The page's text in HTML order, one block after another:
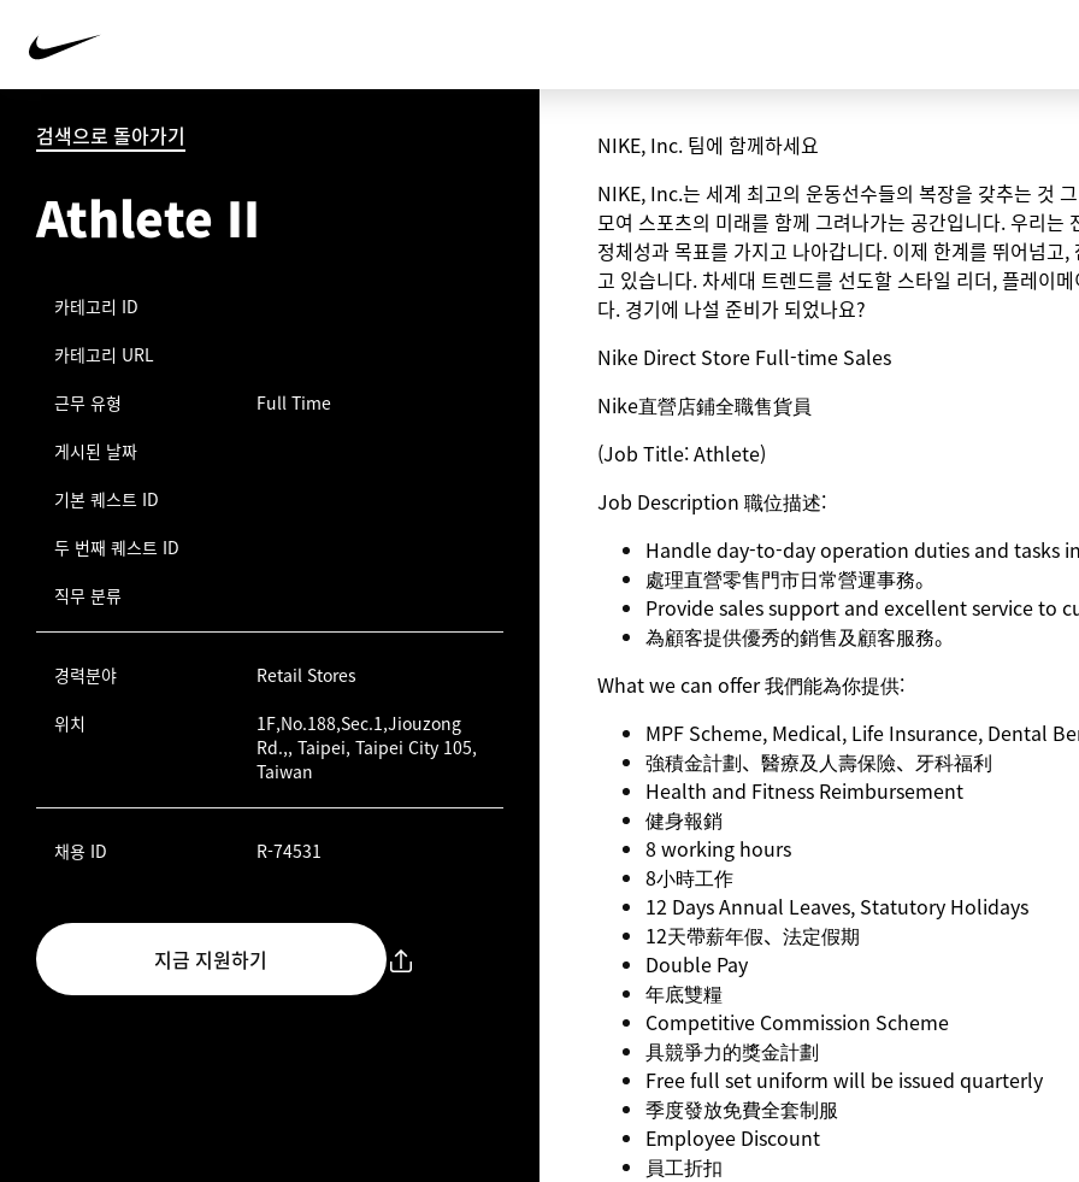
검색으로 돌아가기
Athlete II
카테고리 ID
카테고리 URL
근무 유형
Full Time
게시된 날짜
기본 퀘스트 ID
두 번째 퀘스트 ID
직무 분류
경력분야
Retail Stores
위치
1F,No.188,Sec.1,Jiouzong
Rd.,, Taipei, Taipei City 105,
Taiwan
채용 ID R-74531
지금 지원하기
NIKE, Inc. 팀에 함께하세요
NIKE, Inc.는 세계 최고의 운동선수들의 복장을 갖추는 것
모여 스포츠의 미래를 함께 그려나가는 공간입니다. 우리
정체성과 목표를 가지고 나아갑니다. 이제 한계를 뛰어넘
고 있습니다. 차세대 트렌드를 선도할 스타일 리더, 플레이
다. 경기에 나설 준비가 되었나요?
Nike Direct Store Full-time Sales
Nike直營店鋪全職售貨員
(Job Title: Athlete)
Job Description 職位描述:
Handle day-to-day operation duties and tasks
處理直營零售門市日常營運事務。
Provide sales support and excellent service to
為顧客提供優秀的銷售及顧客服務。
What we can offer 我們能為你提供:
MPF Scheme, Medical, Life Insurance, Dental
強積金計劃、醫療及人壽保險、牙科福利
Health and Fitness Reimbursement
健身報銷
8 working hours
8小時工作
12 Days Annual Leaves, Statutory Holidays
12天帶薪年假、法定假期
Double Pay
年底雙糧
Competitive Commission Scheme
具競爭力的獎金計劃
Free full set uniform will be issued quarterly
季度發放免費全套制服
Employee Discount
員工折扣